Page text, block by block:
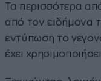
Τα περισσότερα
από τον ειδήμονα
εντύπωση το
έχει